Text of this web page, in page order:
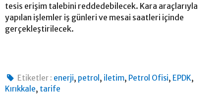
tesis erişim talebini reddedebilecek. Kara araçlarıyla
yapılan işlemler iş günleri ve mesai saatleri içinde
gerçekleştirilecek.
Etiketler : enerji, petrol , iletim, Petrol Ofisi, EPDK,
Kırıkkale, tarife